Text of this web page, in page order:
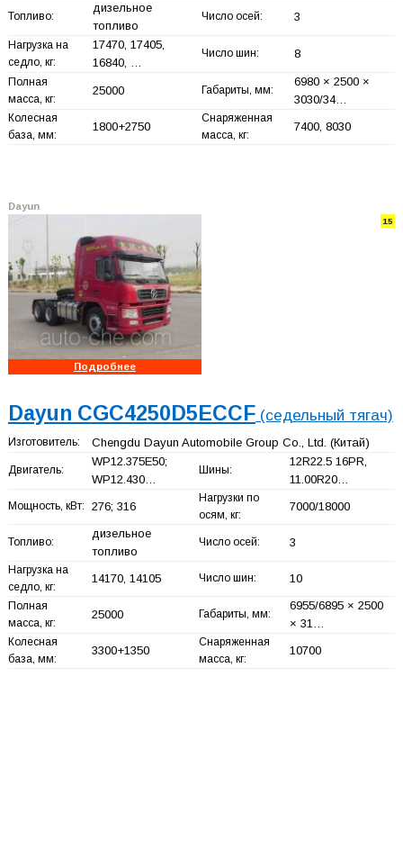
Топливо:
дизельное
топливо
Число осей: 3
Нагрузка на
седло, кг:
17470, 17405,
16840, …
Число шин: 8
Полная
масса, кг:
25000 Габариты, мм:
6980 × 2500 ×
3030/34…
Колесная
база, мм:
1800+2750
Снаряженная
масса, кг:
7400, 8030
Dayun
15
Подробнее
Dayun CGC4250D5ECCF(седельный тягач)
Изготовитель: Chengdu Dayun Automobile Group Co., Ltd. (Китай)
Двигатель:
WP12.375E50;
WP12.430…
Шины:
12R22.5 16PR,
11.00R20…
Мощность, кВт: 276; 316
Нагрузки по
осям, кг:
7000/18000
Топливо:
дизельное
топливо
Число осей: 3
Нагрузка на
седло, кг:
14170, 14105 Число шин: 10
Полная
масса, кг:
25000 Габариты, мм:
6955/6895 × 2500
× 31…
Колесная
база, мм:
3300+1350
Снаряженная
масса, кг:
10700